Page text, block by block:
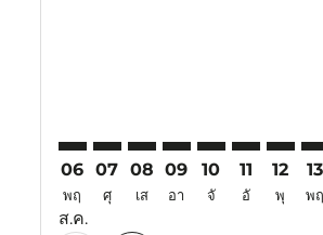
06
พฤ
ส.ค.
07
ศุ
08
เส
09
อา
10
จั
11
อั
12
พุ
13
พฤ